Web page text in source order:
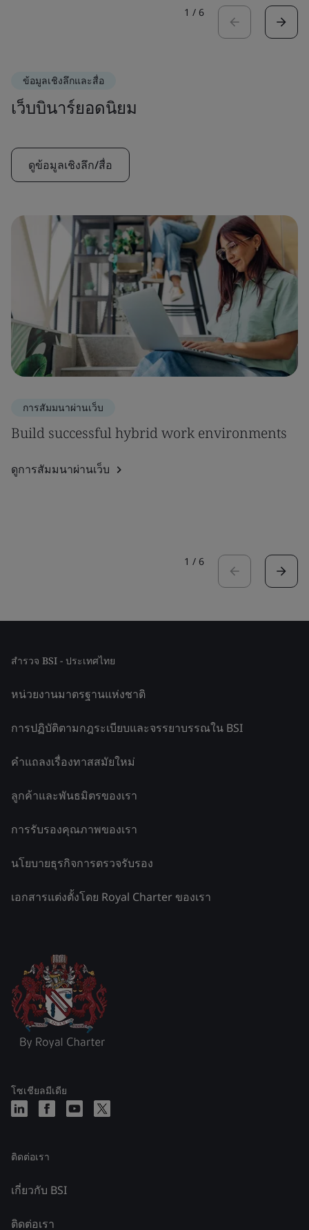
1 / 6
ข้อมูลเชิงลึกและสื่อ
เว็บบินาร์ยอดนิยม
ดูข้อมูลเชิงลึก/สื่อ
การสัมมนาผ่านเว็บ
Build successful hybrid work environments
ดูการสัมมนาผ่านเว็บ
1 / 6
สำรวจ BSI - ประเทศไทย
หน่วยงานมาตรฐานแห่งชาติ
การปฏิบัติตามกฎระเบียบและจรรยาบรรณใน BSI
คำแถลงเรื่องทาสสมัยใหม่
ลูกค้าและพันธมิตรของเรา
การรับรองคุณภาพของเรา
นโยบายธุรกิจการตรวจรับรอง
เอกสารแต่งตั้งโดย Royal Charter ของเรา
โซเชียลมีเดีย
ติดต่อเรา
เกี่ยวกับ BSI
ติดต่อเรา